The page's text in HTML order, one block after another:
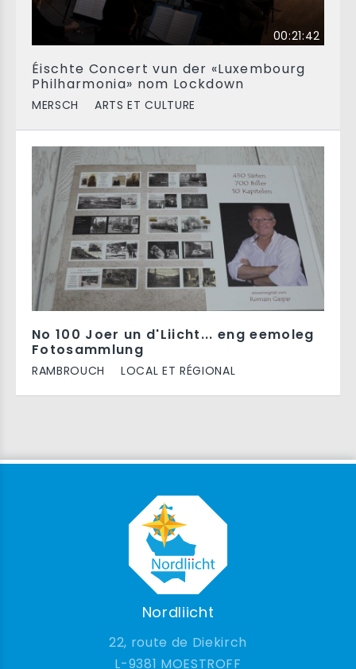
00:21:42
Éischte Concert vun der «Luxembourg
Philharmonia» nom Lockdown
MERSCH ARTS ET CULTURE
No 100 Joer un d'Liicht... eng eemoleg
Fotosammlung
RAMBROUCH LOCAL ET RÉGIONAL
Nordliicht
22, route de Diekirch
9381 MOESTROFF